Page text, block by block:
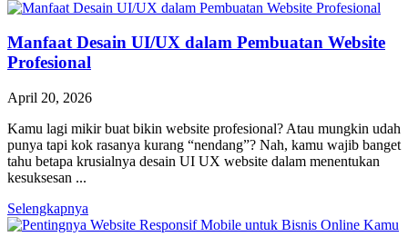
Manfaat Desain UI/UX dalam Pembuatan Website
Profesional
April 20, 2026
Kamu lagi mikir buat bikin website profesional? Atau mungkin udah
punya tapi kok rasanya kurang “nendang”? Nah, kamu wajib banget
tahu betapa krusialnya desain UI UX website dalam menentukan
kesuksesan ...
Selengkapnya